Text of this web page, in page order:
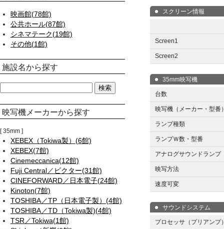
スクリーン情報
Screen1
Screen2
35mm映写機
台数
映写機（メーカー・型番
ランプ種類
ランプＷ数・型番
アナログサウンドランプ
映写方法
速度可変
サウンドシステム
プロセッサ（プリアンプ
映画館(78館)
公共ホール(87館)
シネマテーク(19館)
その他(1館)
施設名から探す
映写機メーカーから探す
35mm
XEBEX（Tokiwa製）(6館)
XEBEX(7館)
Cinemeccanica(12館)
Fuji Central／ビクター(31館)
CINEFORWARD／日本電子(24館)
Kinoton(7館)
TOSHIBA／TP（日本電子製）(4館)
TOSHIBA／TD（Tokiwa製)(4館)
TSR／Tokiwa(1館)